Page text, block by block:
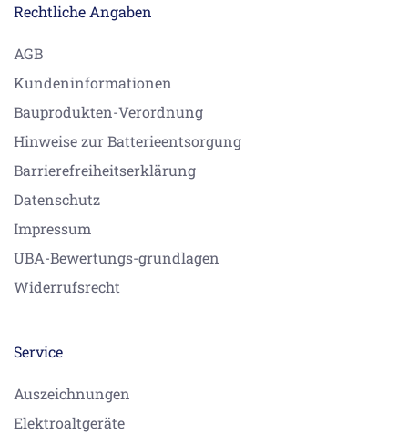
Rechtliche Angaben
AGB
Kundeninformationen
Bauprodukten-Verordnung
Hinweise zur Batterieentsorgung
Barrierefreiheitserklärung
Datenschutz
Impressum
UBA-Bewertungs-grundlagen
Widerrufsrecht
Service
Auszeichnungen
Elektroaltgeräte